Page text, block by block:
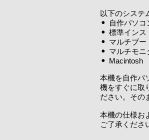
以下のシステ
自作パソコ
標準インス
マルチブー
マルチモニ
Macintosh
本機を自作パ
機をすぐに取
ださい。その
本機の仕様お
ご了承くださ